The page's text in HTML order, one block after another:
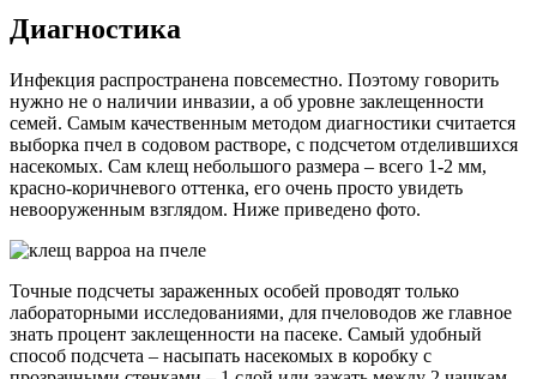
Диагностика
Инфекция распространена повсеместно. Поэтому говорить
нужно не о наличии инвазии, а об уровне заклещенности
семей. Самым качественным методом диагностики считается
выборка пчел в содовом растворе, с подсчетом отделившихся
насекомых. Сам клещ небольшого размера – всего 1-2 мм,
красно-коричневого оттенка, его очень просто увидеть
невооруженным взглядом. Ниже приведено фото.
Точные подсчеты зараженных особей проводят только
лабораторными исследованиями, для пчеловодов же главное
знать процент заклещенности на пасеке. Самый удобный
способ подсчета – насыпать насекомых в коробку с